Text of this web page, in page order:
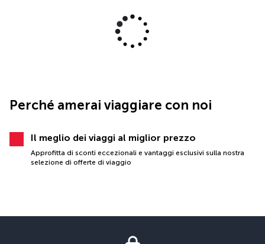
Perché amerai viaggiare con noi
Il meglio dei viaggi al miglior prezzo
Approfitta di sconti eccezionali e vantaggi esclusivi sulla nostra
selezione di offerte di viaggio